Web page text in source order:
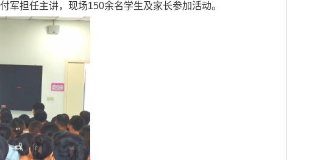
军担任主讲，现场150余名学生及家长参加活动。